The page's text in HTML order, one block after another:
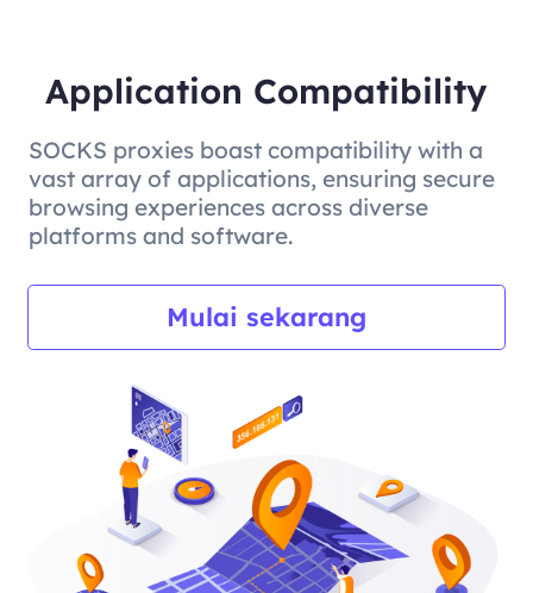
Application Compatibility
SOCKS proxies boast compatibility with a
vast array of applications, ensuring secure
browsing experiences across diverse
platforms and software.
Mulai sekarang